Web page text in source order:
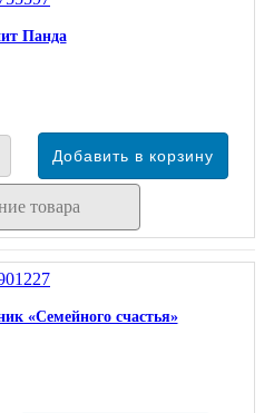
Панда
товара
«Семейного счастья»